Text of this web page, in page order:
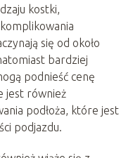
kostki,
się od około
bardziej
podnieść cenę
jest również
podłoża, które jest
podjazdu.